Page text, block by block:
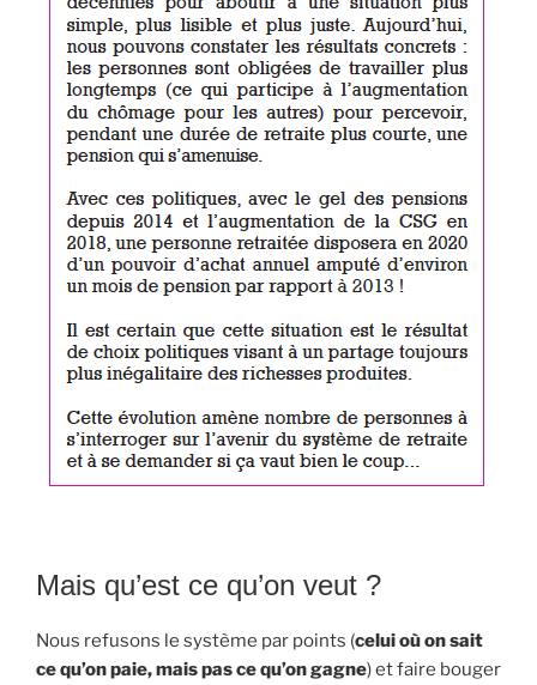
Mais qu’est ce qu’on veut ?
Nous refusons le système par points (celui où on sait
ce qu’on paie, mais pas ce qu’on gagne) et faire bouger